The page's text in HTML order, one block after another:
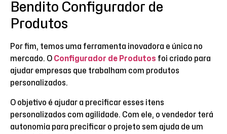
Bendito Configurador de
Produtos
Por fim, temos uma ferramenta inovadora e única no
mercado. O Configurador de Produtos foi criado para
ajudar empresas que trabalham com produtos
personalizados.
O objetivo é ajudar a precificar esses itens
personalizados com agilidade. Com ele, o vendedor terá
autonomia para precificar o projeto sem ajuda de um